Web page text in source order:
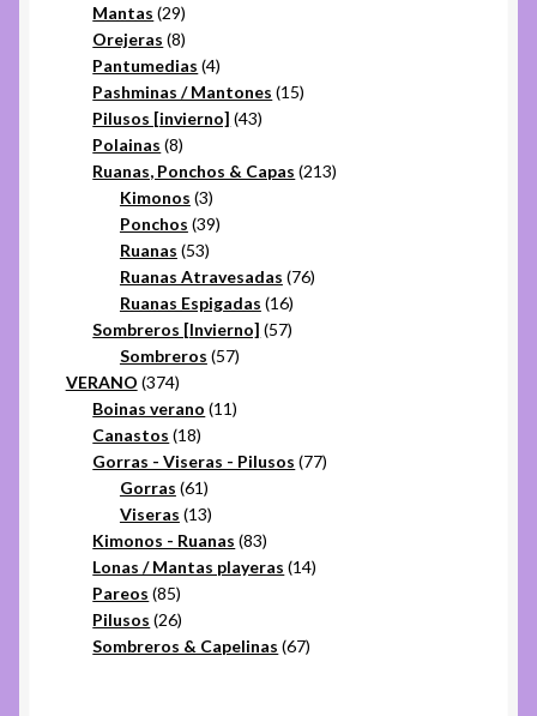
Mantas 2929
productos
Orejeras 88
productos
Pantumedias 44
productos
Pashminas / Mantones 1515
Pilusos [invierno] 4343
Polainas 88
productos
Ruanas, Ponchos & Capas 213213
Kimonos 33
productos
Ponchos 3939
Ruanas 5353
productos
Ruanas Atravesadas 7676
Ruanas Espigadas 1616
productos
Sombreros [Invierno] 5757
Sombreros 5757
VERANO 374374
productos
Boinas verano 1111
Canastos 1818
productos
Gorras - Viseras - Pilusos 7777
Gorras 6161
productos
Viseras 1313
productos
Kimonos - Ruanas 8383
productos
Lonas / Mantas playeras 1414
Pareos 8585
productos
Pilusos 2626
productos
Sombreros & Capelinas 6767